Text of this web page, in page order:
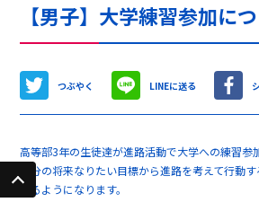
【男子】大学練習参加に
つぶやく LINEに送る
高等部3年の生徒達が進路活動で大学への練習参
自分の将来なりたい目標から進路を考えて行動
来るようになります。